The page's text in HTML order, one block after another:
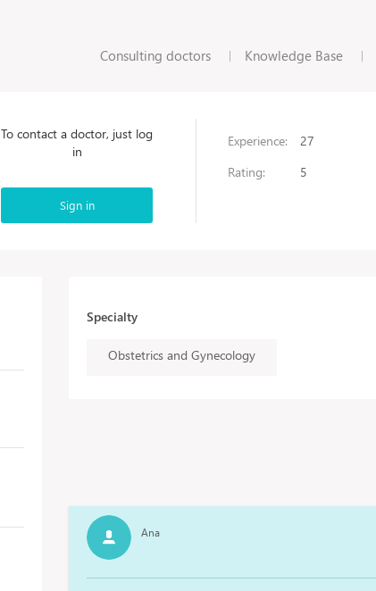
Consulting doctors Knowledge Base
To contact a doctor, just log
in
Sign in
Experience:
27
Rating:
5
Specialty
Obstetrics and Gynecology
Ana